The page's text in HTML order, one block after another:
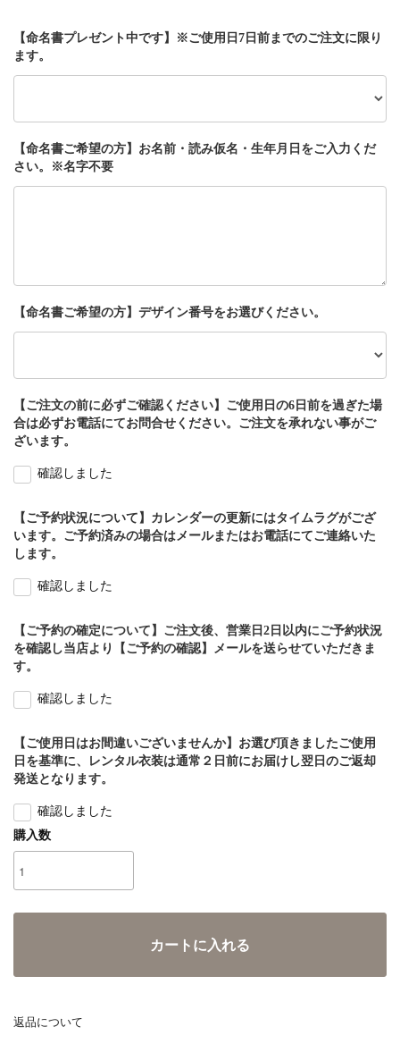
【命名書プレゼント中です】※ご使用日7日前までのご注文に限り
ます。
【命名書ご希望の方】お名前・読み仮名・生年月日をご入力くだ
さい。※名字不要
【命名書ご希望の方】デザイン番号をお選びください。
【ご注文の前に必ずご確認ください】ご使用日の6日前を過ぎた場
合は必ずお電話にてお問合せください。ご注文を承れない事がご
ざいます。
確認しました
【ご予約状況について】カレンダーの更新にはタイムラグがござ
います。ご予約済みの場合はメールまたはお電話にてご連絡いた
します。
確認しました
【ご予約の確定について】ご注文後、営業日2日以内にご予約状況
を確認し当店より【ご予約の確認】メールを送らせていただきま
す。
確認しました
【ご使用日はお間違いございませんか】お選び頂きましたご使用
日を基準に、レンタル衣装は通常２日前にお届けし翌日のご返却
発送となります。
確認しました
購入数
カートに入れる
返品について